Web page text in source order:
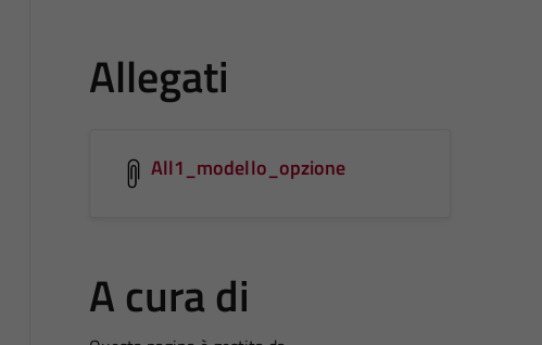
Allegati
All1_modello_opzione
A cura di